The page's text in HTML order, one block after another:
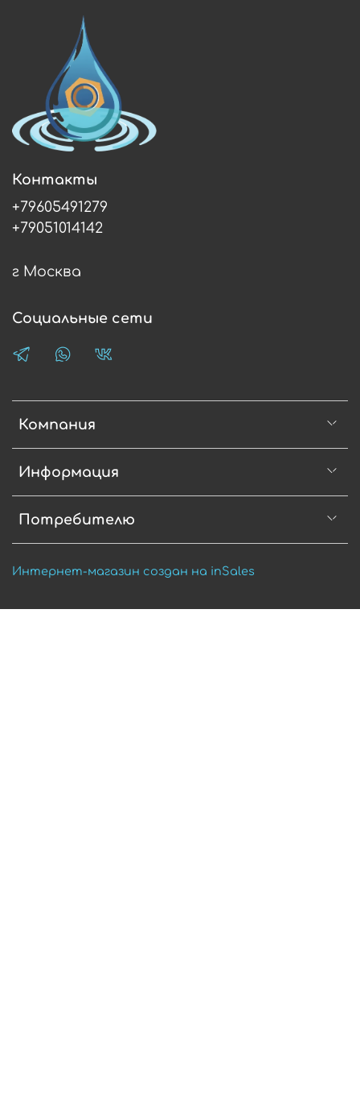
Компания
Информация
Потребителю
Контакты
+79605491279
+79051014142
г Москва
Социальные сети
Интернет-магазин создан на inSales